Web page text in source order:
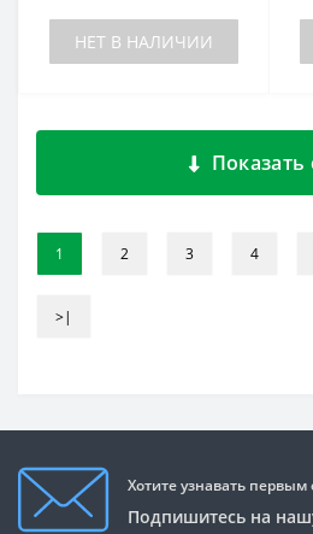
НЕТ В НАЛИЧИИ
1 2 3 4
>|
Хотите узнавать первым
Подпишитесь на